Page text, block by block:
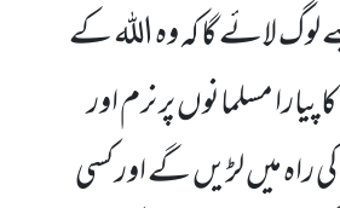
لوگ لائے گا کہ وہ اللہ کے
مسلمانوں پر نرم اور
راہ میں لڑیں گے اور کسی